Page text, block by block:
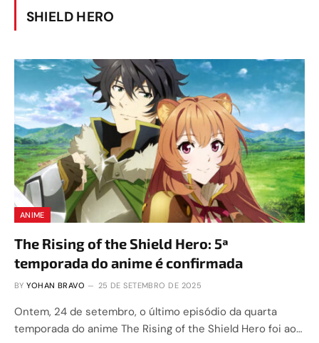
SHIELD HERO
ANIME
The Rising of the Shield Hero: 5ª
temporada do anime é confirmada
BY YOHAN BRAVO 25 DE SETEMBRO DE 2025
Ontem, 24 de setembro, o último episódio da quarta
temporada do anime The Rising of the Shield Hero foi ao…